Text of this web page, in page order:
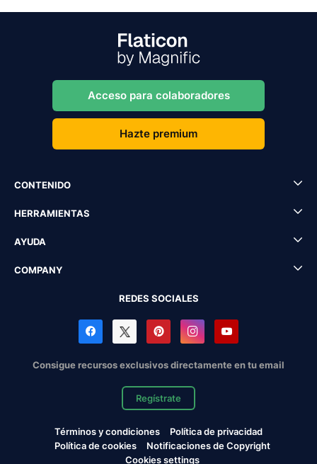
Acceso para colaboradores
Hazte premium
CONTENIDO
HERRAMIENTAS
AYUDA
COMPANY
REDES SOCIALES
Consigue recursos exclusivos directamente en tu email
Regístrate
Términos y condiciones
Política de privacidad
Política de cookies
Notificaciones de Copyright
Cookies settings